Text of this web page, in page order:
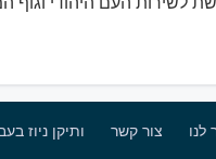
לנו צור קשר ותיקן ניוז